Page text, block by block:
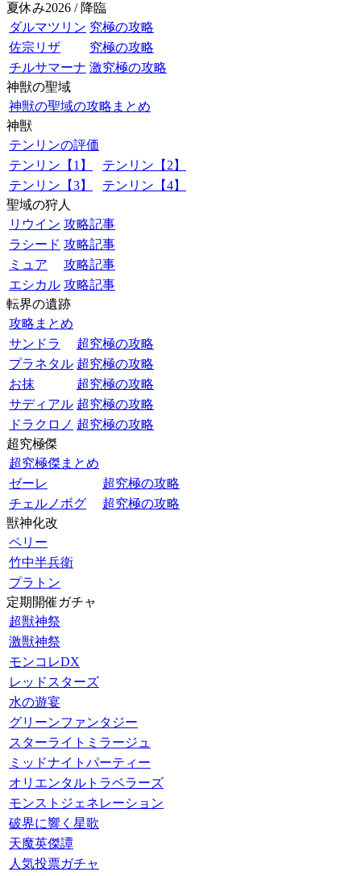
夏休み2026 / 降臨
ダルマツリン 究極の攻略
佐宗リザ
究極の攻略
チルサマーナ 激究極の攻略
神獣の聖域
神獣の聖域の攻略まとめ
神獣
テンリンの評価
テンリン【1】
テンリン【2】
テンリン【3】
テンリン【4】
聖域の狩人
リウイン 攻略記事
ラシード 攻略記事
ミュア
攻略記事
エシカル 攻略記事
転界の遺跡
攻略まとめ
サンドラ
超究極の攻略
プラネタル 超究極の攻略
お抹
超究極の攻略
サディアル 超究極の攻略
ドラクロノ 超究極の攻略
超究極傑
超究極傑まとめ
ゼーレ
超究極の攻略
チェルノボグ
超究極の攻略
獣神化改
ペリー
竹中半兵衛
プラトン
定期開催ガチャ
超獣神祭
激獣神祭
モンコレDX
レッドスターズ
水の遊宴
グリーンファンタジー
スターライトミラージュ
ミッドナイトパーティー
オリエンタルトラベラーズ
モンストジェネレーション
破界に響く星歌
天魔英傑譚
人気投票ガチャ